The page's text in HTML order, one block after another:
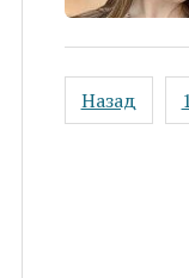
записей
Назад 1